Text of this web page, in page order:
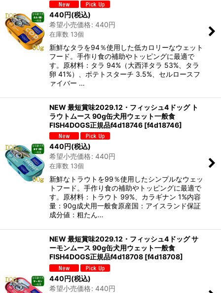
440円(税込)
希望小売価格: 440円
在庫数 13個
新鮮なタラを94％使用した低カロリーなウェット
フード。手作り食の補助やトッピングに最適で
す。原材料：タラ 94%（大西洋タラ 53%、タラ
卵 41%）、ポテトスターチ 3.5%、セルロースフ
ァイバー …
NEW 最短賞味2029.12・フィッシュ4ドッグ ト
ラウトムース 90g缶犬用ウェット一般食
FISH4DOGS正規品f4d18746 [f4d18746]
440円(税込)
希望小売価格: 440円
在庫数 13個
新鮮なトラウトを99％使用したシンプルなウェッ
トフード。手作り食の補助やトッピングに最適で
す。原材料：トラウト 99%、カラギナン 1%内容
量：90g成犬用一般食原産国：アイスランド保証
成分値：粗たん…
NEW 最短賞味2029.12・フィッシュ4ドッグ サ
ーモンムース 90g缶犬用ウェット一般食
FISH4DOGS正規品f4d18708 [f4d18708]
440円(税込)
希望小売価格: 440円